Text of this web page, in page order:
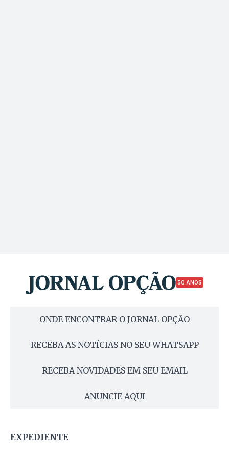
50 ANOS
ONDE ENCONTRAR O JORNAL OPÇÃO
RECEBA AS NOTÍCIAS NO SEU WHATSAPP
RECEBA NOVIDADES EM SEU EMAIL
ANUNCIE AQUI
EXPEDIENTE